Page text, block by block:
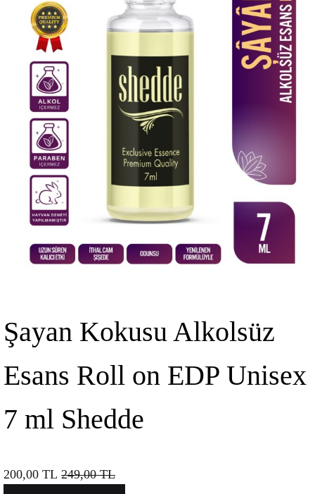
Şayan Kokusu Alkolsüz
Esans Roll on EDP Unisex
7 ml Shedde
200,00 TL 249,00TL